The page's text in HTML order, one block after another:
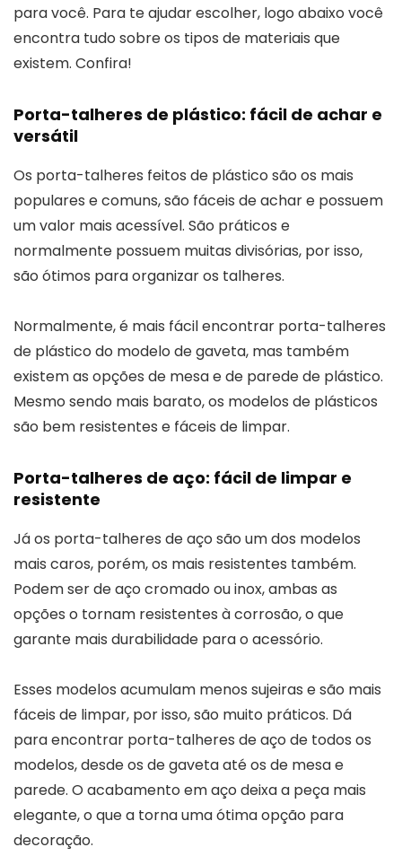
para você. Para te ajudar escolher, logo abaixo você
encontra tudo sobre os tipos de materiais que
existem. Confira!
Porta-talheres de plástico: fácil de achar e
versátil
Os porta-talheres feitos de plástico são os mais
populares e comuns, são fáceis de achar e possuem
um valor mais acessível. São práticos e
normalmente possuem muitas divisórias, por isso,
são ótimos para organizar os talheres.
Normalmente, é mais fácil encontrar porta-talheres
de plástico do modelo de gaveta, mas também
existem as opções de mesa e de parede de plástico.
Mesmo sendo mais barato, os modelos de plásticos
são bem resistentes e fáceis de limpar.
Porta-talheres de aço: fácil de limpar e
resistente
Já os porta-talheres de aço são um dos modelos
mais caros, porém, os mais resistentes também.
Podem ser de aço cromado ou inox, ambas as
opções o tornam resistentes à corrosão, o que
garante mais durabilidade para o acessório.
Esses modelos acumulam menos sujeiras e são mais
fáceis de limpar, por isso, são muito práticos. Dá
para encontrar porta-talheres de aço de todos os
modelos, desde os de gaveta até os de mesa e
parede. O acabamento em aço deixa a peça mais
elegante, o que a torna uma ótima opção para
decoração.